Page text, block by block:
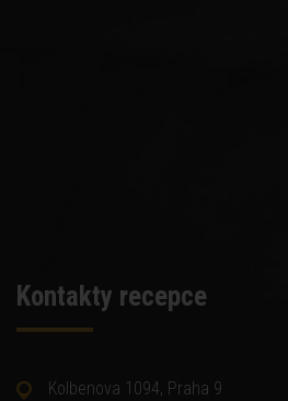
Kontakty recepce
Kolbenova 1094, Praha 9